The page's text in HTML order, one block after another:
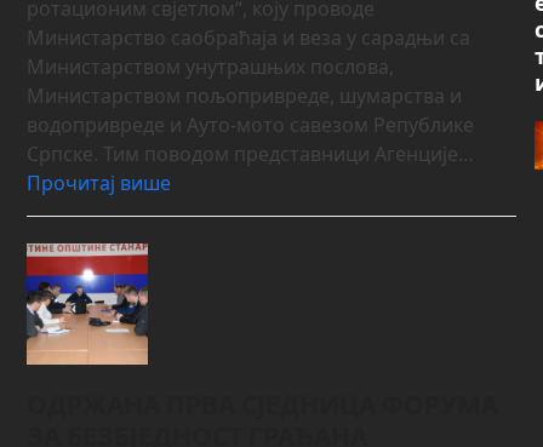
ротационим свјетлом“, коју проводе
Министарство саобраћаја и веза у сарадњи са
Министарством унутрашњих послова,
Министарством пољопривреде, шумарства и
водопривреде и Ауто-мото савезом Републике
Српске. Тим поводом представници Агенције…
Прочитај више